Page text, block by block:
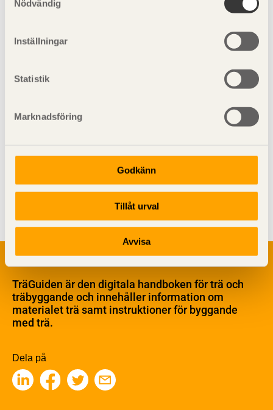
Nödvändig
Inställningar
Statistik
Marknadsföring
Godkänn
Tillåt urval
Avvisa
Exempel 22: Ledat
Visa sajtkarta
Om trä
Skogsbruk
Barrträdets uppbyggnad
Träets egenskaper och kvalitet
Träbaserade produkter
Kemisk behandling
Fakta om Limträ
TräGuiden är den digitala handboken för trä och
träbyggande och innehåller information om
materialet trä samt instruktioner för byggande
med trä.
Dela på